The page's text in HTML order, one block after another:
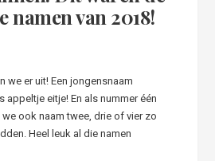
van 2018!
we er uit! Een jongensnaam
appeltje eitje! En als nummer één
ook naam twee, drie of vier zo
Heel leuk al die namen